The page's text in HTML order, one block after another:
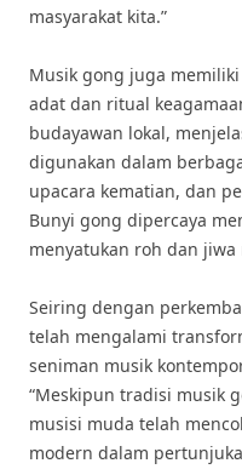
masyarakat kita.”
Musik gong juga
adat dan ritual
budayawan lokal,
digunakan dalam
upacara kematian, dan
Bunyi gong dipercaya
menyatukan roh dan jiwa
Seiring dengan
telah mengalami
seniman musik
“Meskipun tradisi musik
musisi muda telah
modern dalam